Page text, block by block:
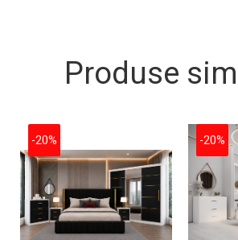
Produse
-20% -20%